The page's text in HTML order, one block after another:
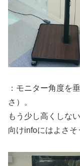
：モニター角度を
さ）。
もう少し高くしな
向けinfoにはよさそ